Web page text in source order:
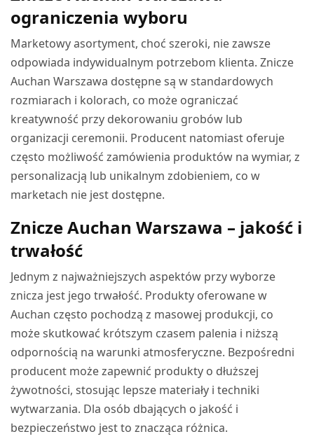
ograniczenia wyboru
Marketowy asortyment, choć szeroki, nie zawsze
odpowiada indywidualnym potrzebom klienta. Znicze
Auchan Warszawa dostępne są w standardowych
rozmiarach i kolorach, co może ograniczać
kreatywność przy dekorowaniu grobów lub
organizacji ceremonii. Producent natomiast oferuje
często możliwość zamówienia produktów na wymiar, z
personalizacją lub unikalnym zdobieniem, co w
marketach nie jest dostępne.
Znicze Auchan Warszawa – jakość i
trwałość
Jednym z najważniejszych aspektów przy wyborze
znicza jest jego trwałość. Produkty oferowane w
Auchan często pochodzą z masowej produkcji, co
może skutkować krótszym czasem palenia i niższą
odpornością na warunki atmosferyczne. Bezpośredni
producent może zapewnić produkty o dłuższej
żywotności, stosując lepsze materiały i techniki
wytwarzania. Dla osób dbających o jakość i
bezpieczeństwo jest to znacząca różnica.